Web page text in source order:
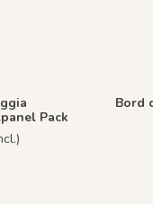
Pack
Sabbia
- Soubassement Turchese
Bord